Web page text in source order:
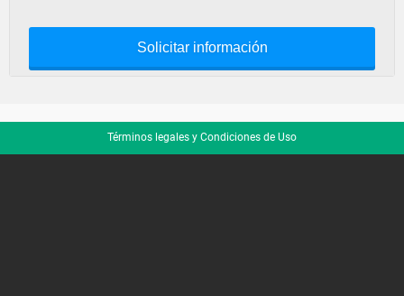
Solicitar información
Términos legales y Condiciones de Uso